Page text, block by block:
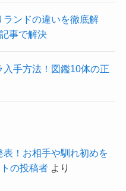
ンドの違いを徹底解
事で解決
手方法！図鑑10体の正
！お相手や馴れ初めを
の投稿者より